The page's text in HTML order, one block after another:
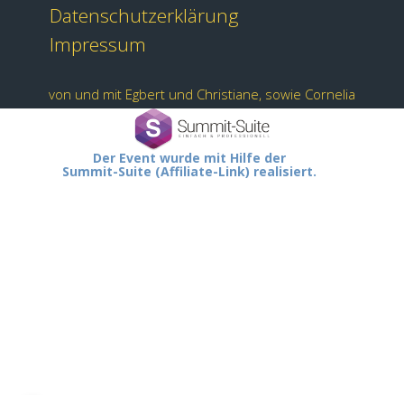
Datenschutzerklärung
Impressum
von und mit Egbert und Christiane, sowie Cornelia
Der Event wurde mit Hilfe der
Summit-Suite (Affiliate-Link) realisiert.